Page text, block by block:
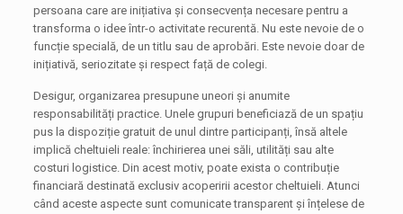
persoana care are inițiativa și consecvența necesare pentru a
transforma o idee într-o activitate recurentă. Nu este nevoie de o
funcție specială, de un titlu sau de aprobări. Este nevoie doar de
inițiativă, seriozitate și respect față de colegi.
Desigur, organizarea presupune uneori și anumite
responsabilități practice. Unele grupuri beneficiază de un spațiu
pus la dispoziție gratuit de unul dintre participanți, însă altele
implică cheltuieli reale: închirierea unei săli, utilități sau alte
costuri logistice. Din acest motiv, poate exista o contribuție
financiară destinată exclusiv acoperirii acestor cheltuieli. Atunci
când aceste aspecte sunt comunicate transparent și înțelese de